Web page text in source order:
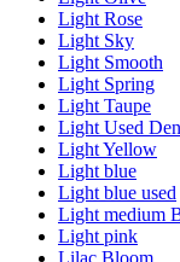
Light Rose
Light Sky
Light Smooth
Light Spring
Light Taupe
Light Used
Light Yellow
Light blue
Light blue used
Light medium
Light pink
Lilac Bloom